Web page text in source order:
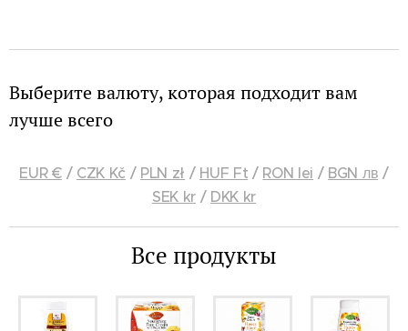
Выберите валюту, которая подходит вам
лучше всего
EUR €/ CZK Kč / PLN zł / HUF Ft / RON lei / BGN лв /
SEK kr/ DKK kr
Все продукты